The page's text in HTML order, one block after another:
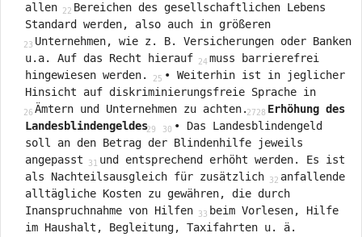
allen
Bereichen des gesellschaftlichen Lebens
Standard werden, also auch in größeren
Unternehmen, wie z. B. Versicherungen oder Banken
u.a. Auf das Recht hierauf
muss barrierefrei
hingewiesen werden.
• Weiterhin ist in jeglicher
Hinsicht auf diskriminierungsfreie Sprache in
Ämtern und Unternehmen zu achten.
Erhöhung des
Landesblindengeldes
• Das Landesblindengeld
soll an den Betrag der Blindenhilfe jeweils
angepasst
und entsprechend erhöht werden. Es ist
als Nachteilsausgleich für zusätzlich
anfallende
alltägliche Kosten zu gewähren, die durch
Inanspruchnahme von Hilfen
beim Vorlesen, Hilfe
im Haushalt, Begleitung, Taxifahrten u. ä.